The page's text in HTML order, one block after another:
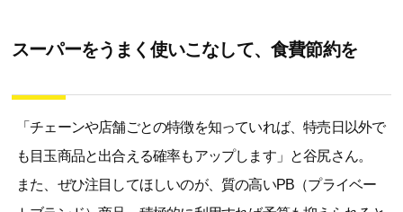
スーパーをうまく使いこなして、食費節約を
「チェーンや店舗ごとの特徴を知っていれば、特売日以外で
も目玉商品と出合える確率もアップします」と谷尻さん。
また、ぜひ注目してほしいのが、質の高いPB（プライベー